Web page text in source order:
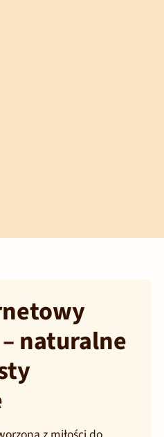
naturalne